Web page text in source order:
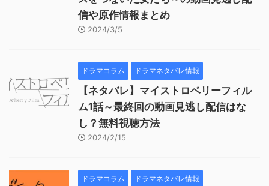
信や原作情報まとめ
2024/3/5
ドラマコラム ドラマネタバレ情報
【ネタバレ】マイストロベリーフィル
ム1話～最終回の動画見逃し配信はな
し？無料視聴方法
2024/2/15
ドラマコラム ドラマネタバレ情報